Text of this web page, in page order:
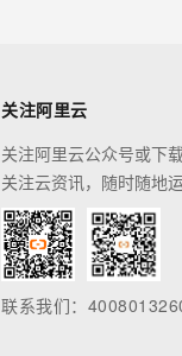
关注阿里云
关注阿里云公众号或下
关注云资讯，随时随地
联系我们：